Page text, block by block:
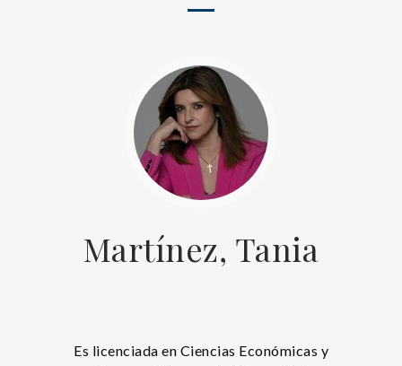
Martínez, Tania
Es licenciada en Ciencias Económicas y